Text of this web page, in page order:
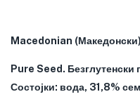
Macedonian (Македонски)
Pure Seed. Безглутенски
Состојки: вода, 31,8%